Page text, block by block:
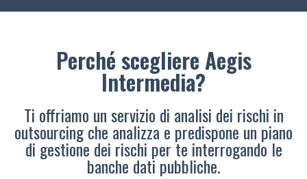
Perché scegliere Aegis
Intermedia?
Ti offriamo un servizio di analisi dei rischi in
outsourcing che analizza e predispone un piano
di gestione dei rischi per te interrogando le
banche dati pubbliche.